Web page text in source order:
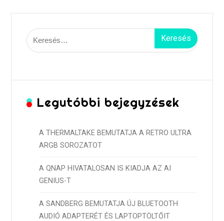
Keresés:
Legutóbbi bejegyzések
A THERMALTAKE BEMUTATJA A RETRO ULTRA
ARGB SOROZATOT
A QNAP HIVATALOSAN IS KIADJA AZ AI
GENIUS-T
A SANDBERG BEMUTATJA ÚJ BLUETOOTH
AUDIÓ ADAPTERÉT ÉS LAPTOPTÖLTŐIT